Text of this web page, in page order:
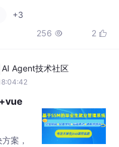
+3
256  2 
AI Agent技术社区
案，